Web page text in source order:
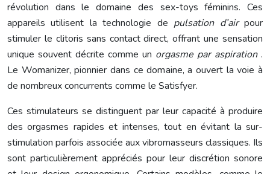
révolution dans le domaine des sex-toys féminins. Ces
appareils utilisent la technologie de pulsation d’airpour
stimuler le clitoris sans contact direct, offrant une sensation
unique souvent décrite comme un orgasme par aspiration .
Le Womanizer, pionnier dans ce domaine, a ouvert la voie à
de nombreux concurrents comme le Satisfyer.
Ces stimulateurs se distinguent par leur capacité à produire
des orgasmes rapides et intenses, tout en évitant la sur-
stimulation parfois associée aux vibromasseurs classiques. Ils
sont particulièrement appréciés pour leur discrétion sonore